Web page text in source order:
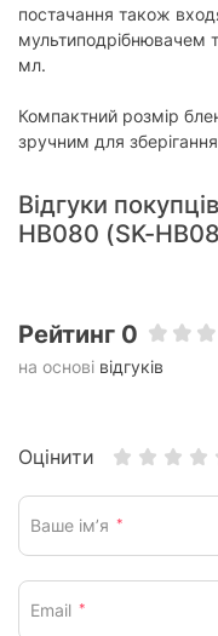
Мірна склянка:
Фізичні
Колір:
Комплектація:
постачання також
мультиподрібнювачем
мл.
Компактний розмір
зручним для
Відгуки
HB080 (SK-
Рейтинг 0
на основі відгуків
Оцінити
Ваше ім’я *
Email *